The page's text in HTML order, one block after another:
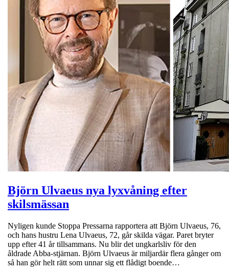
Björn Ulvaeus nya lyxvåning efter
skilsmässan
Nyligen kunde Stoppa Pressarna rapportera att Björn Ulvaeus, 76,
och hans hustru Lena Ulvaeus, 72, går skilda vägar. Paret bryter
upp efter 41 år tillsammans. Nu blir det ungkarlsliv för den
åldrade Abba-stjärnan. Björn Ulvaeus är miljardär flera gånger om
så han gör helt rätt som unnar sig ett flådigt boende…